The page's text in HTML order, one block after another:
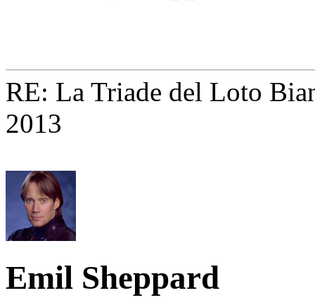
RE: La Triade del Loto
2013
Emil Sheppard